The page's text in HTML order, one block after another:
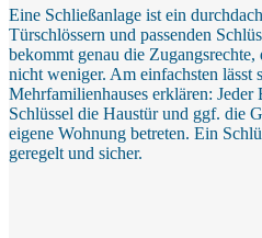
Eine Schließanlage ist ein
Türschlössern und passenden
bekommt genau die
nicht weniger. Am einfachsten lässt
Mehrfamilienhauses erklären:
Schlüssel die Haustür und ggf. die
eigene Wohnung betreten. Ein
geregelt und sicher.